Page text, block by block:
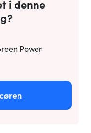
i denne
Power